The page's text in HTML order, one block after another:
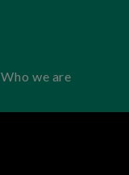
Who we are